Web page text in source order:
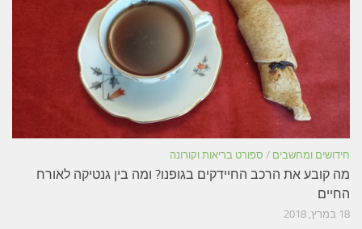
חידושים ומחשבים / ספורט בריאות וקורונה
מה קובע את הרכב החיידקים בגופנו? ומה בין גנטיקה לאורח
החיים
18 במרץ, 2018